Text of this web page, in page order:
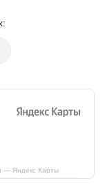
— Яндекс Карты